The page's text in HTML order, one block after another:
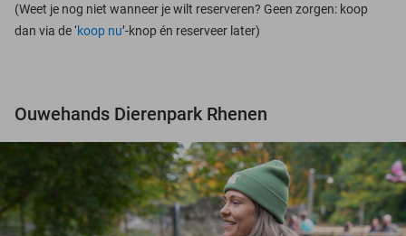
(Weet je nog niet wanneer je wilt reserveren? Geen zorgen: koop
dan via de ‘koop nu’-knop én reserveer later)
Ouwehands Dierenpark Rhenen